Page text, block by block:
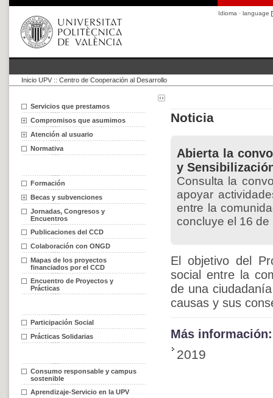
Idioma · language
Inicio UPV :: Centro de Cooperación al Desarrollo
Servicios que prestamos
Compromisos que asumimos
Atención al usuario
Normativa
Formación
Becas y subvenciones
Jornadas, Congresos y
Encuentros
Publicaciones del CCD
Colaboración con ONGD
Mapas de los proyectos
financiados por el CCD
Encuentro de Proyectos y
Prácticas
Participación Social
Prácticas Solidarias
Consumo responsable y campus
sostenible
Aprendizaje-Servicio en la UPV
Noticia
Abierta la
y
Consulta la
apoyar
entre la
concluye el 16
El objetivo del
social entre la
de una
causas y sus
Más información:
2019